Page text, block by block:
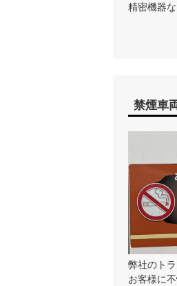
精密機器
禁煙車
弊社のト
お客様に